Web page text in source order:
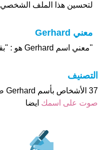
لتحسين هذا الملف الشخصي
معني Gerhard
"معني اسم Gerhard هو : "بقوة مع الرمح
التصنيف
37 الأشخاص بأسم Gerhard صوت على اسمائهم . من فضلك
صوت على اسمك ايضا